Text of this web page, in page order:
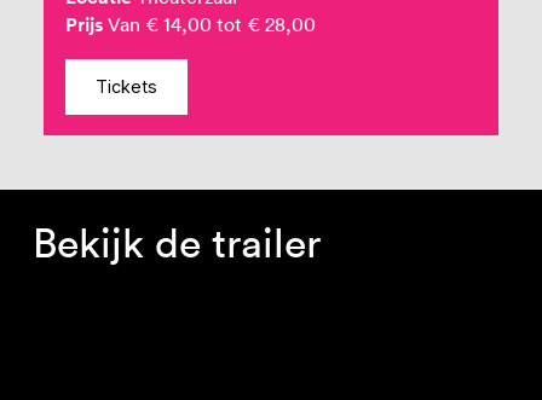
Prijs Van € 14,00 tot € 28,00
Tickets
Bekijk de trailer